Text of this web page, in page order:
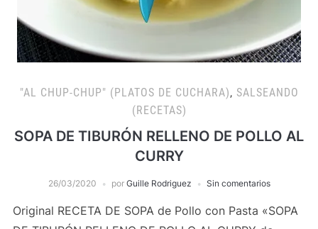
"AL CHUP-CHUP" (PLATOS DE CUCHARA), SALSEANDO
(RECETAS)
SOPA DE TIBURÓN RELLENO DE POLLO AL
CURRY
26/03/2020 por Guille Rodriguez Sin comentarios
Original RECETA DE SOPA de Pollo con Pasta «SOPA